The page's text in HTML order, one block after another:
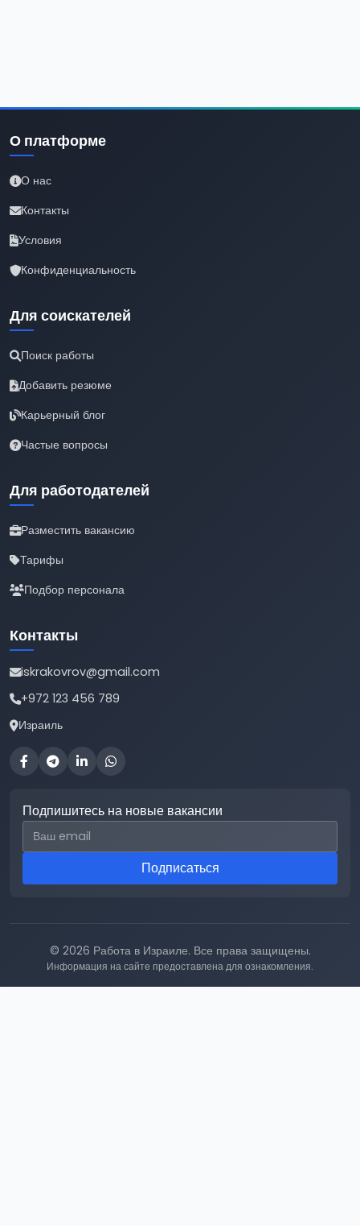
О платформе
О нас
Контакты
Условия
Конфиденциальность
Для соискателей
Поиск работы
Добавить резюме
Карьерный блог
Частые вопросы
Для работодателей
Разместить вакансию
Тарифы
Подбор персонала
Контакты
iskrakovrov@gmail.com
+972 123 456 789
Израиль
Подпишитесь на новые вакансии
Email для подписки
Подписаться
© 2026 Работа в Израиле. Все права защищены.
Информация на сайте предоставлена для ознакомления.